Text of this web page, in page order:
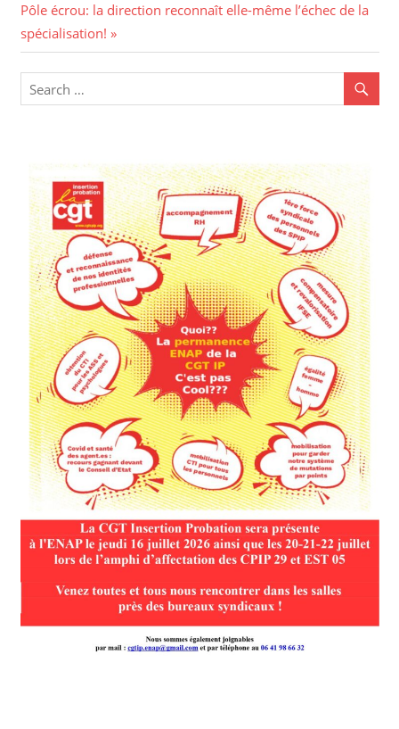
Pôle écrou: la direction reconnaît elle-même l’échec de la
spécialisation!